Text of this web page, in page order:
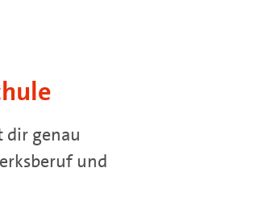
dir genau
und